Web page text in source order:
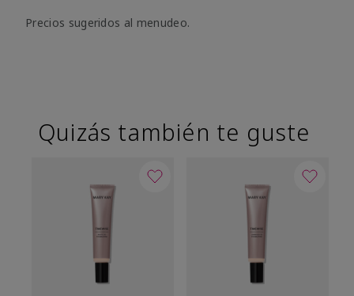
Precios sugeridos al menudeo.
Quizás también te guste